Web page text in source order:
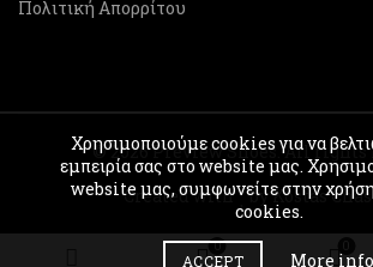
Πολιτική Απορρίτου
© 2026Preview Shoes . All rights
Created with by Kostas
0
Χρησιμοποιούμε cookies για να
εμπειρία σας στο website μας.
website μας, συμφωνείτε στην
cookies.
ACCEPT More info